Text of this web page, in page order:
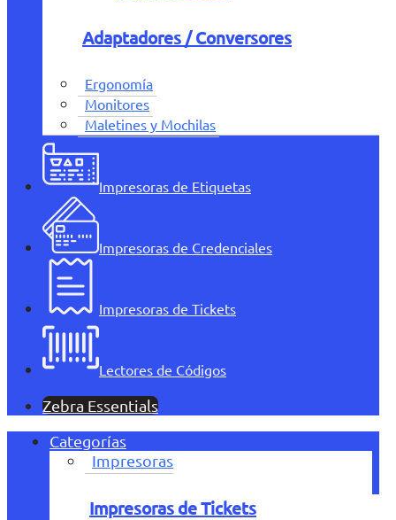
Adaptadores / Conversores
Ergonomía
Monitores
Maletines y Mochilas
Impresoras de Etiquetas
Impresoras de Credenciales
Impresoras de Tickets
Lectores de Códigos
Zebra Essentials
Categorías
Impresoras
Impresoras de Tickets